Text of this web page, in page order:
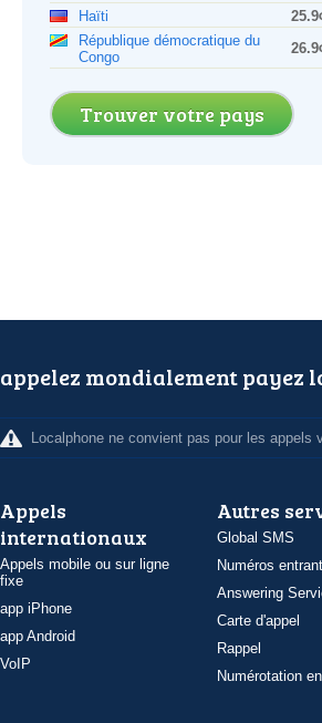
Haïti
République démocratique du
Congo
Trouver votre pays
appelez mondialement payez
Localphone ne convient pas pour les appels
Appels
internationaux
Appels mobile ou sur ligne
fixe
app iPhone
app Android
VoIP
Autres
Global SMS
Numéros
Answering
Carte d'appel
Rappel
Numérotation